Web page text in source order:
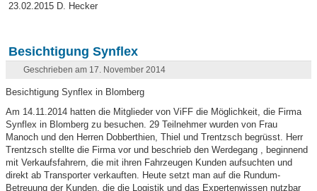
23.02.2015 D. Hecker
Besichtigung Synflex
Geschrieben am 17. November 2014
Besichtigung Synflex in Blomberg
Am 14.11.2014 hatten die Mitglieder von ViFF die Möglichkeit, die Firma
Synflex in Blomberg zu besuchen. 29 Teilnehmer wurden von Frau
Manoch und den Herren Dobberthien, Thiel und Trentzsch begrüsst. Herr
Trentzsch stellte die Firma vor und beschrieb den Werdegang , beginnend
mit Verkaufsfahrern, die mit ihren Fahrzeugen Kunden aufsuchten und
direkt ab Transporter verkauften. Heute setzt man auf die Rundum-
Betreuung der Kunden, die die Logistik und das Expertenwissen nutzbar